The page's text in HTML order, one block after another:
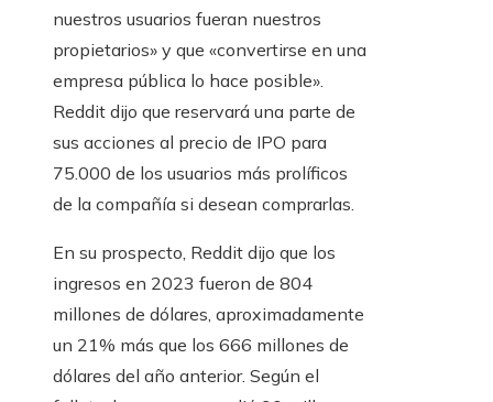
nuestros usuarios fueran nuestros
propietarios» y que «convertirse en una
empresa pública lo hace posible».
Reddit dijo que reservará una parte de
sus acciones al precio de IPO para
75.000 de los usuarios más prolíficos
de la compañía si desean comprarlas.
En su prospecto, Reddit dijo que los
ingresos en 2023 fueron de 804
millones de dólares, aproximadamente
un 21% más que los 666 millones de
dólares del año anterior. Según el